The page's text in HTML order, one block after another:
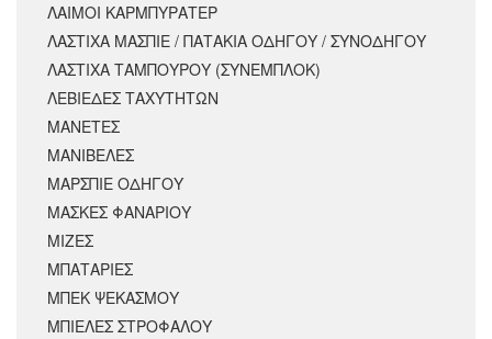
ΛΑΙΜΟΙ ΚΑΡΜΠΥΡΑΤΕΡ
ΛΑΣΤΙΧΑ ΜΑΣΠΙΕ / ΠΑΤΑΚΙΑ ΟΔΗΓΟΥ / ΣΥΝΟΔΗΓΟΥ
ΛΑΣΤΙΧΑ ΤΑΜΠΟΥΡΟΥ (ΣΥΝΕΜΠΛΟΚ)
ΛΕΒΙΕΔΕΣ ΤΑΧΥΤΗΤΩΝ
ΜΑΝΕΤΕΣ
ΜΑΝΙΒΕΛΕΣ
ΜΑΡΣΠΙΕ ΟΔΗΓΟΥ
ΜΑΣΚΕΣ ΦΑΝΑΡΙΟΥ
ΜΙΖΕΣ
ΜΠΑΤΑΡΙΕΣ
ΜΠΕΚ ΨΕΚΑΣΜΟΥ
ΜΠΙΕΛΕΣ ΣΤΡΟΦΑΛΟΥ